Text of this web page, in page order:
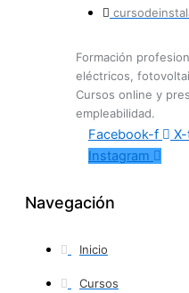
Formación
eléctricos,
Cursos online y
empleabilidad.
Facebook-f
Instagram
Navegación
Inicio
Cursos